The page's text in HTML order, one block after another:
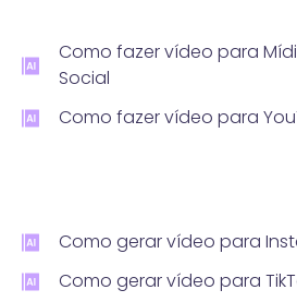
Como fazer vídeo para
Social
Como fazer vídeo para
Como gerar vídeo para
Como gerar vídeo para